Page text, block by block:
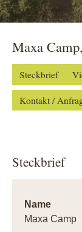
Maxa
Steckbrief
Kontakt /
Steckbrief
Name
Maxa Camp